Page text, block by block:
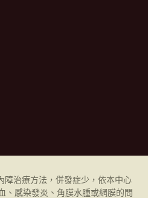
障治療方法，併發症少，依本中心
、感染發炎、角膜水腫或網膜的問